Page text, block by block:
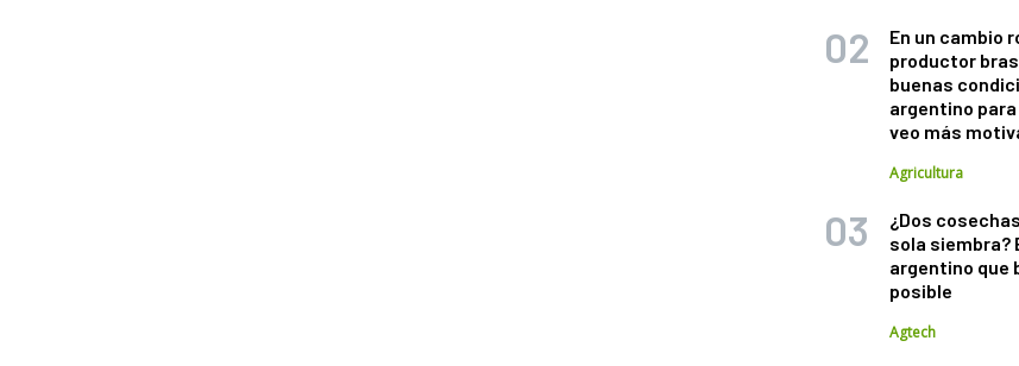
En un cambio
productor
buenas
argentino
veo más
Agricultura
¿Dos
sola siembra?
argentino que
posible
Agtech